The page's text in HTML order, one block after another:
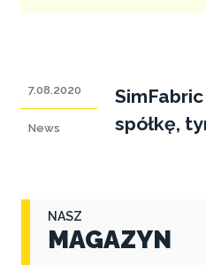
7.08.2020
News
spółkę,
NASZ
MAGAZYN